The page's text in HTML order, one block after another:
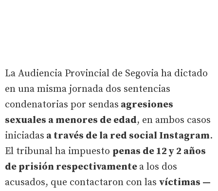
La Audiencia Provincial de Segovia ha dictado
en una misma jornada dos sentencias
condenatorias por sendas agresiones
sexuales a menores de edad, en ambos casos
iniciadas a través de la red social Instagram.
El tribunal ha impuesto penas de 12 y 2 años
de prisión respectivamentea los dos
acusados, que contactaron con las víctimas —